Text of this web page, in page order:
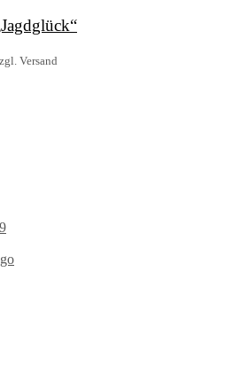
Versand